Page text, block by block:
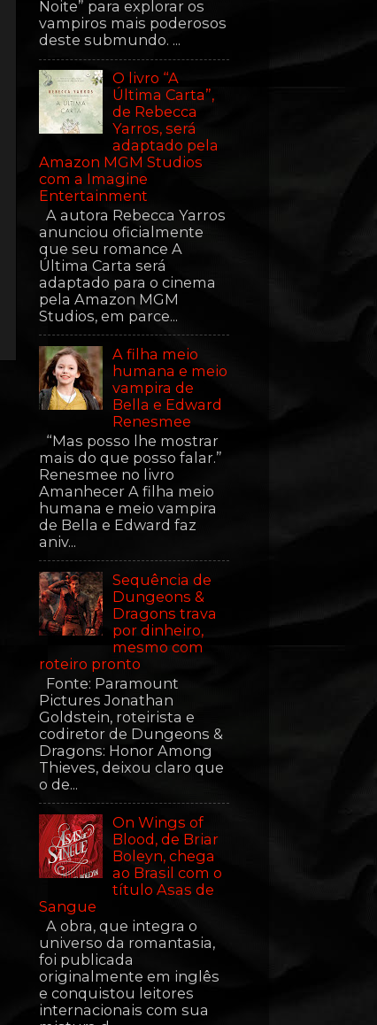
Noite” para explorar os
vampiros mais poderosos
deste submundo. ...
O livro “A
Última Carta”,
de Rebecca
Yarros, será
adaptado pela
Amazon MGM Studios
com a Imagine
Entertainment
A autora Rebecca Yarros
anunciou oficialmente
que seu romance A
Última Carta será
adaptado para o cinema
pela Amazon MGM
Studios, em parce...
A filha meio
humana e meio
vampira de
Bella e Edward
Renesmee
“Mas posso lhe mostrar
mais do que posso falar.”
Renesmee no livro
Amanhecer A filha meio
humana e meio vampira
de Bella e Edward faz
aniv...
Sequência de
Dungeons &
Dragons trava
por dinheiro,
mesmo com
roteiro pronto
Fonte: Paramount
Pictures Jonathan
Goldstein, roteirista e
codiretor de Dungeons &
Dragons: Honor Among
Thieves, deixou claro que
o de...
On Wings of
Blood, de Briar
Boleyn, chega
ao Brasil com o
título Asas de
Sangue
A obra, que integra o
universo da romantasia,
foi publicada
originalmente em inglês
e conquistou leitores
internacionais com sua